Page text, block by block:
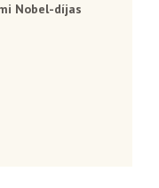
Nobel-díjas